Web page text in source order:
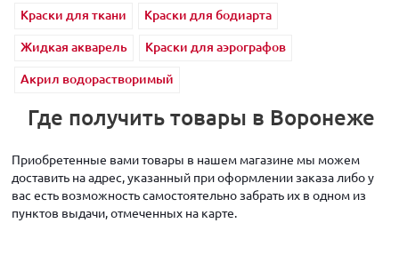
Краски для ткани
Краски для бодиарта
Жидкая акварель
Краски для аэрографов
Акрил водорастворимый
Где получить товары в Воронеже
Приобретенные вами товары в нашем магазине мы можем
доставить на адрес, указанный при оформлении заказа либо у
вас есть возможность самостоятельно забрать их в одном из
пунктов выдачи, отмеченных на карте.